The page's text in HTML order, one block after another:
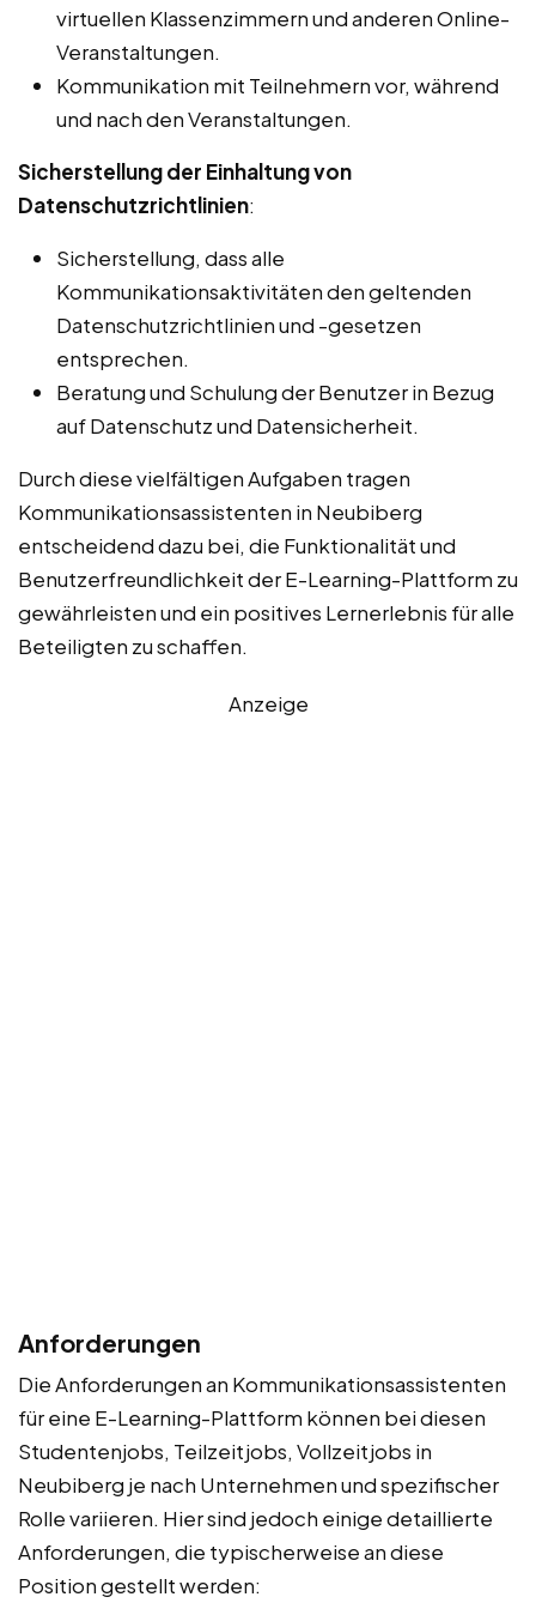
virtuellen Klassenzimmern und anderen Online-
Veranstaltungen.
Kommunikation mit Teilnehmern vor, während
und nach den Veranstaltungen.
Sicherstellung der Einhaltung von
Datenschutzrichtlinien:
Sicherstellung, dass alle
Kommunikationsaktivitäten den geltenden
Datenschutzrichtlinien und -gesetzen
entsprechen.
Beratung und Schulung der Benutzer in Bezug
auf Datenschutz und Datensicherheit.
Durch diese vielfältigen Aufgaben tragen
Kommunikationsassistenten in Neubiberg
entscheidend dazu bei, die Funktionalität und
Benutzerfreundlichkeit der E-Learning-Plattform zu
gewährleisten und ein positives Lernerlebnis für alle
Beteiligten zu schaffen.
Anzeige
Anforderungen
Die Anforderungen an Kommunikationsassistenten
für eine E-Learning-Plattform können bei diesen
Studentenjobs, Teilzeitjobs, Vollzeitjobs in
Neubiberg je nach Unternehmen und spezifischer
Rolle variieren. Hier sind jedoch einige detaillierte
Anforderungen, die typischerweise an diese
Position gestellt werden: